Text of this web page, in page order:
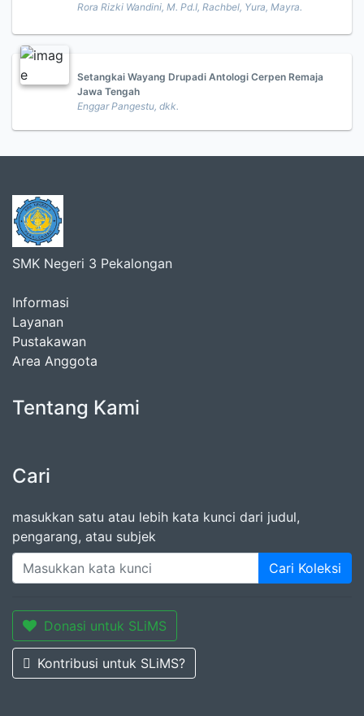
Rora Rizki Wandini, M. Pd.I, Rachbel, Yura, Mayra.
Setangkai Wayang Drupadi Antologi Cerpen Remaja
Jawa Tengah
Enggar Pangestu, dkk.
SMK Negeri 3 Pekalongan
Informasi
Layanan
Pustakawan
Area Anggota
Tentang Kami
Cari
masukkan satu atau lebih kata kunci dari judul,
pengarang, atau subjek
Cari Koleksi
Donasi untuk SLiMS
Kontribusi untuk SLiMS?